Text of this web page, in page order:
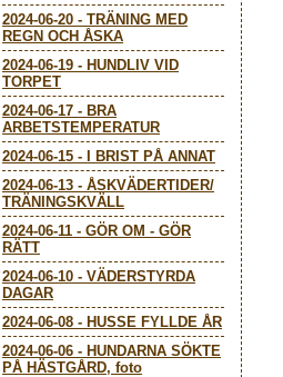
2024-06-20 - TRÄNING MED
REGN OCH ÅSKA
2024-06-19 - HUNDLIV VID
TORPET
2024-06-17 - BRA
ARBETSTEMPERATUR
2024-06-15 -
I BRIST PÅ ANNAT
2024-06-13 - ÅSKVÄDERTIDER/
TRÄNINGSKVÄLL
2024-06-11 - GÖR OM - GÖR
RÄTT
2024-06-10 - VÄDERSTYRDA
DAGAR
2024-06-08 - HUSSE FYLLDE ÅR
2024-06-06 - HUNDARNA SÖKTE
PÅ HÄSTGÅRD, foto